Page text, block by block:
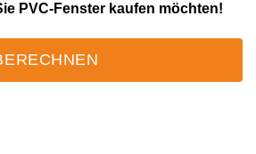
PVC-Fenster kaufen möchten!